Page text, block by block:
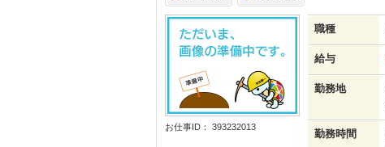
お仕事ID： 393232013
職種
給与
勤務地
勤務時間